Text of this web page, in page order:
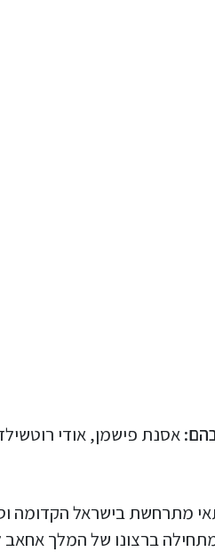
אסנת פישמן, אודי
מתרחשת בישראל הקדומה
ברצונו של המלך